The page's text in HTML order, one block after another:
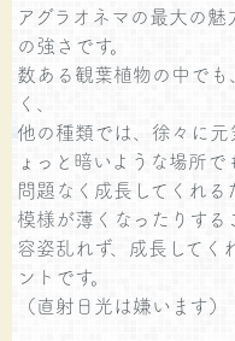
アグラオネマの最大の
の強さです。
数ある観葉植物の中で
く、
他の種類では、徐々に
ょっと暗いような場所で
問題なく成長してくれ
模様が薄くなったりする
容姿乱れず、成長してく
ントです。
（直射日光は嫌います）